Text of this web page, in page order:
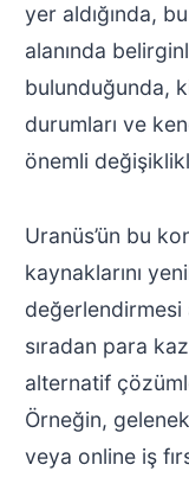
yer aldığında,
alanında
bulunduğunda,
durumları ve
önemli
Uranüs’ün bu
kaynaklarını
değerlendirmesi
sıradan para
alternatif
Örneğin,
veya online iş